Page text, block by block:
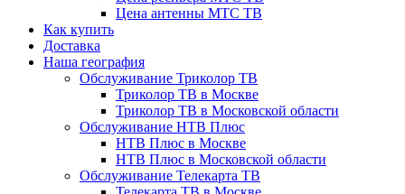
Цена антенны МТС ТВ
Как купить
Доставка
Наша география
Обслуживание Триколор ТВ
Триколор ТВ в Москве
Триколор ТВ в Московской области
Обслуживание НТВ Плюс
НТВ Плюс в Москве
НТВ Плюс в Московской области
Обслуживание Телекарта ТВ